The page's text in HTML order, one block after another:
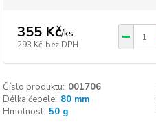
355 Kč/ks
293 Kč bez DPH
Číslo produktu: 001706
Délka čepele: 80 mm
Hmotnost: 50 g